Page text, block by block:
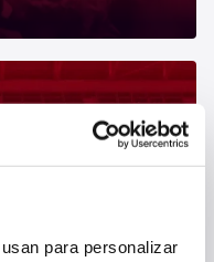
para personalizar
PLAYERS'